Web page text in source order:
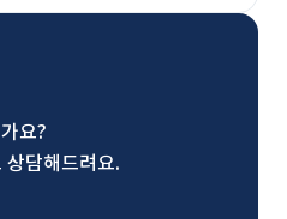
요?
담해드려요.